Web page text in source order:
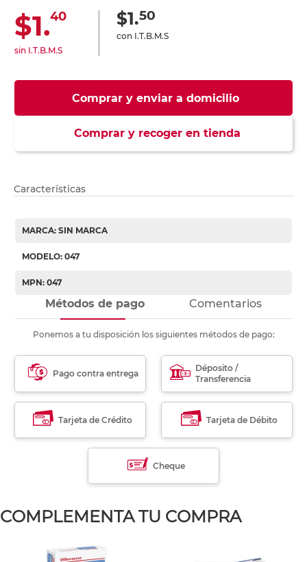
$1.40
sin I.T.B.M.S
$1.50
con I.T.B.M.S
Comprar y enviar a domicilio
Comprar y recoger en tienda
Características
MARCA: SIN MARCA
MODELO: 047
MPN: 047
Métodos de pago Comentarios
Ponemos a tu disposición los siguientes métodos de pago:
Pago contra entrega
Déposito /
Transferencia
Tarjeta de Crédito Tarjeta de Débito
Cheque
COMPLEMENTA TU COMPRA